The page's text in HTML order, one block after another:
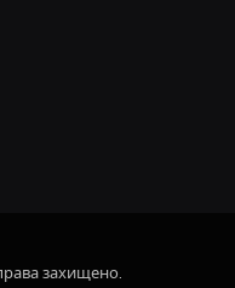
захищено.